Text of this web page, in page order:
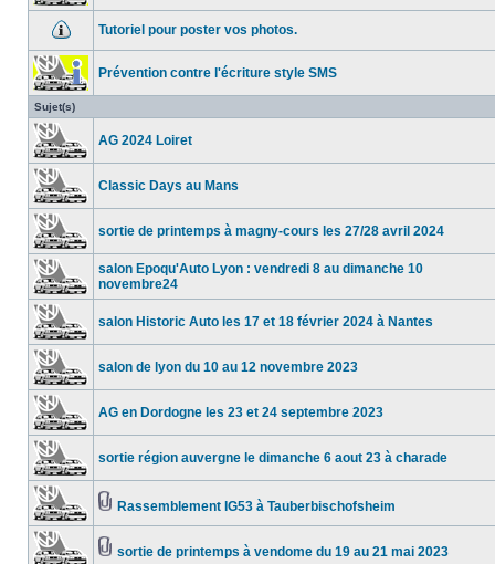
Tutoriel pour poster vos photos.
Prévention contre l'écriture style SMS
Sujet(s)
AG 2024 Loiret
Classic Days au Mans
sortie de printemps à magny-cours les 27/28 avril 2024
salon Epoqu'Auto Lyon : vendredi 8 au dimanche 10
novembre24
salon Historic Auto les 17 et 18 février 2024 à Nantes
salon de lyon du 10 au 12 novembre 2023
AG en Dordogne les 23 et 24 septembre 2023
sortie région auvergne le dimanche 6 aout 23 à charade
Rassemblement IG53 à Tauberbischofsheim
sortie de printemps à vendome du 19 au 21 mai 2023